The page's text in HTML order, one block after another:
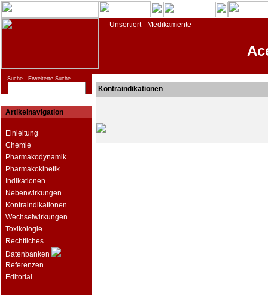
Unsortiert - Medikamente
Suche - Erweiterte Suche
Artikelnavigation
Einleitung
Chemie
Pharmakodynamik
Pharmakokinetik
Indikationen
Nebenwirkungen
Kontraindikationen
Wechselwirkungen
Toxikologie
Rechtliches
Datenbanken
Referenzen
Editorial
Kontraindikationen